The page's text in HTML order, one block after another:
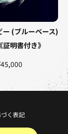
ー (ブルーベース)
明書付き》
く表記